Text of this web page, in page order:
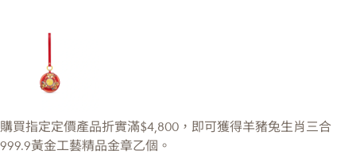
購買指定定價產品折實滿$4,800，即可獲得羊豬兔生肖三合
999.9黃金工藝精品金章乙個。